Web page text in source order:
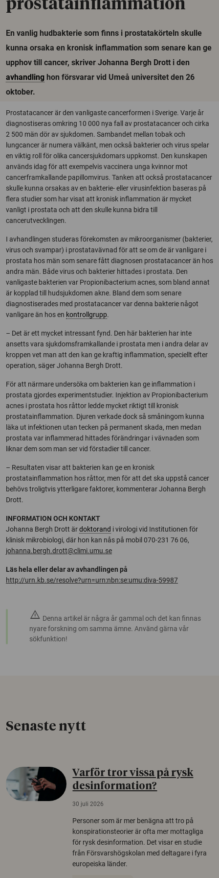
prostatainflammation
En vanlig hudbakterie som finns i prostatakörteln skulle
kunna orsaka en kronisk inflammation som senare kan ge
upphov till cancer, skriver Johanna Bergh Drott i den
avhandling hon försvarar vid Umeå universitet den 26
oktober.
Prostatacancer är den vanligaste cancerformen i Sverige. Varje år
diagnostiseras omkring 10 000 nya fall av prostatacancer och cirka
2 500 män dör av sjukdomen. Sambandet mellan tobak och
lungcancer är numera välkänt, men också bakterier och virus spelar
en viktig roll för olika cancersjukdomars uppkomst. Den kunskapen
används idag för att exempelvis vaccinera unga kvinnor mot
cancerframkallande papillomvirus. Tanken att också prostatacancer
skulle kunna orsakas av en bakterie- eller virusinfektion baseras på
flera studier som har visat att kronisk inflammation är mycket
vanligt i prostata och att den skulle kunna bidra till
cancerutvecklingen.
I avhandlingen studeras förekomsten av mikroorganismer (bakterier,
virus och svampar) i prostatavävnad för att se om de är vanligare i
prostata hos män som senare fått diagnosen prostatacancer än hos
andra män. Både virus och bakterier hittades i prostata. Den
vanligaste bakterien var Propionibacterium acnes, som bland annat
är kopplad till hudsjukdomen akne. Bland dem som senare
diagnostiserades med prostatacancer var denna bakterie något
vanligare än hos en kontrollgrupp.
– Det är ett mycket intressant fynd. Den här bakterien har inte
ansetts vara sjukdomsframkallande i prostata men i andra delar av
kroppen vet man att den kan ge kraftig inflammation, speciellt efter
operation, säger Johanna Bergh Drott.
För att närmare undersöka om bakterien kan ge inflammation i
prostata gjordes experimentstudier. Injektion av Propionibacterium
acnes i prostata hos råttor ledde mycket riktigt till kronisk
prostatainflammation. Djuren verkade dock så småningom kunna
läka ut infektionen utan tecken på permanent skada, men medan
prostata var inflammerad hittades förändringar i vävnaden som
liknar dem som man ser vid förstadier till cancer.
– Resultaten visar att bakterien kan ge en kronisk
prostatainflammation hos råttor, men för att det ska uppstå cancer
behövs troligtvis ytterligare faktorer, kommenterar Johanna Bergh
Drott.
INFORMATION OCH KONTAKT
Johanna Bergh Drott ärdoktorand i virologi vid Institutionen för
klinisk mikrobiologi, där hon kan nås på mobil 070-231 76 06,
johanna.bergh.drott@climi.umu.se
Läs hela eller delar av avhandlingen på
http://urn.kb.se/resolve?urn=urn:nbn:se:umu:diva-59987
warning Denna artikel är några år gammal och det kan finnas
nyare forskning om samma ämne. Använd gärna vår
sökfunktion!
Senaste nytt
Varför tror vissa på rysk
desinformation?
30 juli 2026
Personer som är mer benägna att tro på
konspirationsteorier är ofta mer mottagliga
för rysk desinformation. Det visar en studie
från Försvarshögskolan med deltagare i fyra
europeiska länder.